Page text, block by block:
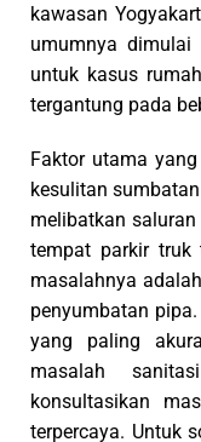
kawasan
umumnya dimulai
untuk kasus
tergantung pada
Faktor utama
kesulitan
melibatkan
tempat parkir truk
masalahnya adalah
penyumbatan
yang paling
masalah
konsultasikan
terpercaya. Untuk